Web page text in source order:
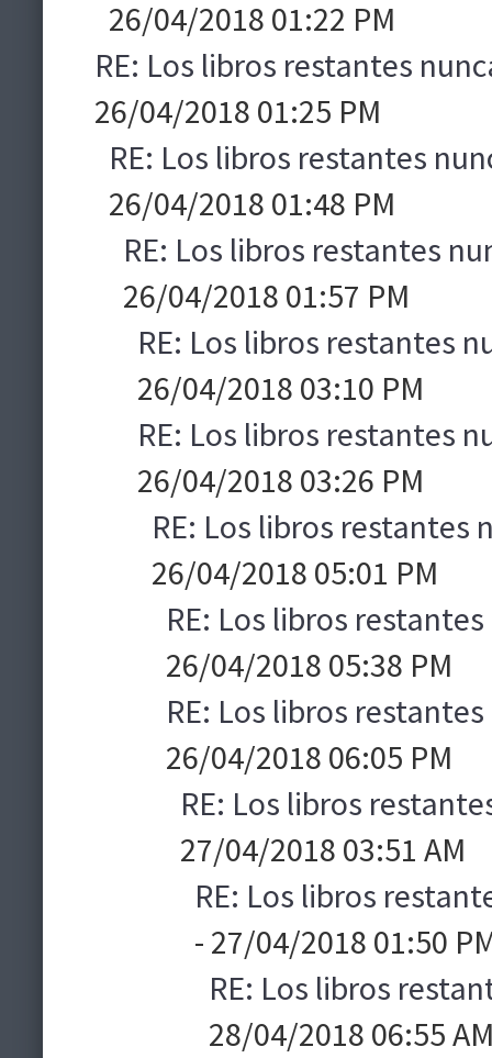
26/04/2018 01:22 PM
RE: Los libros restantes
26/04/2018 01:25 PM
RE: Los libros restantes
26/04/2018 01:48 PM
RE: Los libros restantes
26/04/2018 01:57 PM
RE: Los libros restantes
26/04/2018 03:10 PM
RE: Los libros restantes
26/04/2018 03:26 PM
RE: Los libros restantes
26/04/2018 05:01 PM
RE: Los libros
26/04/2018 05:38 PM
RE: Los libros
26/04/2018 06:05 PM
RE: Los libros
27/04/2018 03:51 AM
RE: Los libros
- 27/04/2018 01:50
RE: Los libros
28/04/2018 06:55